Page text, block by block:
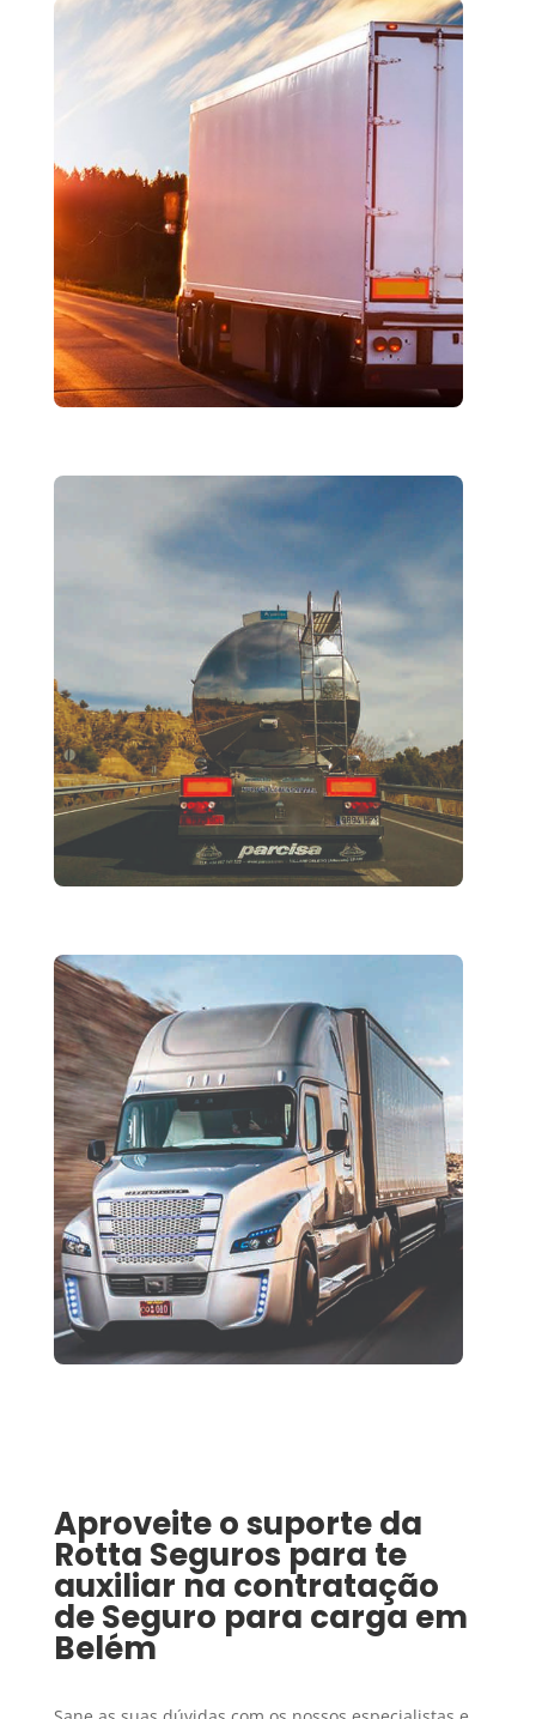
Aproveite o suporte da
Rotta Seguros para te
auxiliar na contratação
deSeguro para carga em
Belém